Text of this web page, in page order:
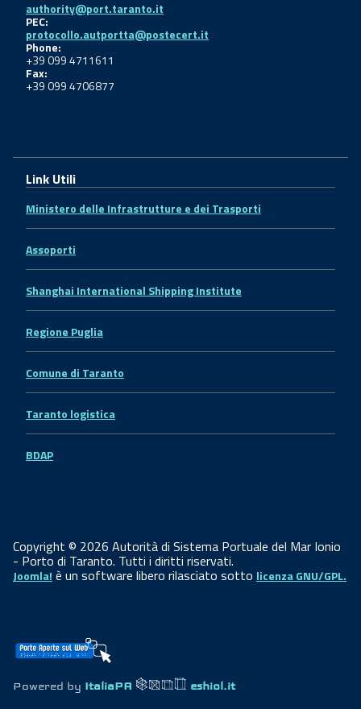
authority@port.taranto.it
PEC:
protocollo.autportta@postecert.it
Phone:
+39 099 4711611
Fax:
+39 099 4706877
Link Utili
Ministero delle Infrastrutture e dei Trasporti
Assoporti
Shanghai International Shipping Institute
Regione Puglia
Comune di Taranto
Taranto logistica
BDAP
Copyright © 2026 Autorità di Sistema Portuale del Mar Ionio
- Porto di Taranto. Tutti i diritti riservati.
Joomla! è un software libero rilasciato sotto licenza GNU/GPL.
Powered by ItaliaPA eshiol.it